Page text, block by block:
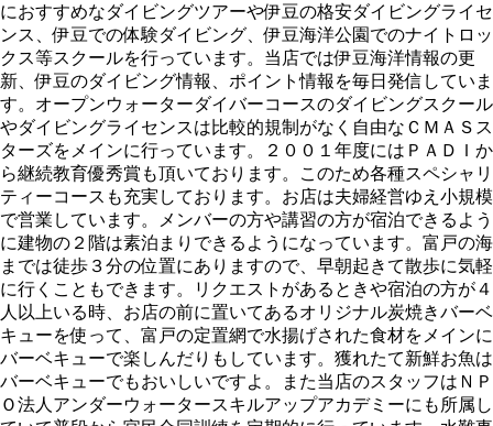
におすすめなダイビングツアーや伊豆の格安ダイビングライセ
ンス、伊豆での体験ダイビング、伊豆海洋公園でのナイトロッ
クス等スクールを行っています。当店では伊豆海洋情報の更
新、伊豆のダイビング情報、ポイント情報を毎日発信していま
す。オープンウォーターダイバーコースのダイビングスクール
やダイビングライセンスは比較的規制がなく自由なＣＭＡＳス
ターズをメインに行っています。２００１年度にはＰＡＤＩか
ら継続教育優秀賞も頂いております。このため各種スペシャリ
ティーコースも充実しております。お店は夫婦経営ゆえ小規模
で営業しています。メンバーの方や講習の方が宿泊できるよう
に建物の２階は素泊まりできるようになっています。富戸の海
までは徒歩３分の位置にありますので、早朝起きて散歩に気軽
に行くこともできます。リクエストがあるときや宿泊の方が４
人以上いる時、お店の前に置いてあるオリジナル炭焼きバーベ
キューを使って、富戸の定置網で水揚げされた食材をメインに
バーベキューで楽しんだりもしています。獲れたて新鮮お魚は
バーベキューでもおいしいですよ。また当店のスタッフはＮＰ
Ｏ法人アンダーウォータースキルアップアカデミーにも所属し